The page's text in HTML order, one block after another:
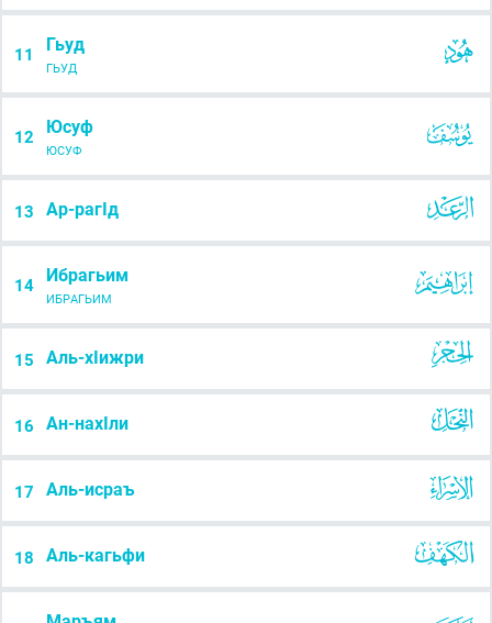
11 Гьуд
ГЬУД
12 Юсуф
ЮСУФ
13 Ар-рагIд
14 Ибрагьим
ИБРАГЬИМ
15 Аль-хIижри
16 Ан-нахIли
17 Аль-исраъ
18 Аль-кагьфи